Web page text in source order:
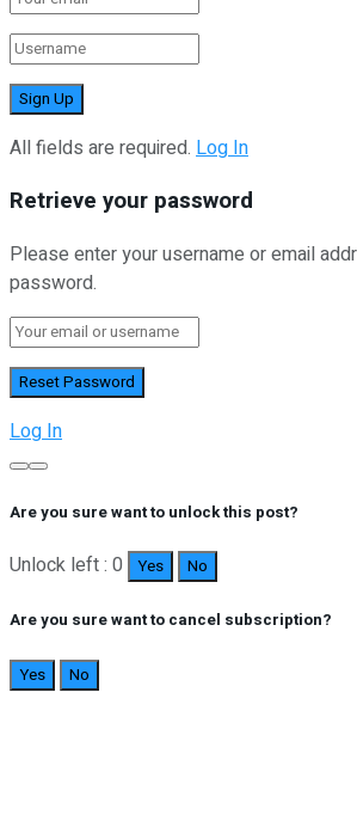
All fields are required. Log In
Retrieve your password
Please enter your username or email
password.
Log In
Are you sure want to unlock this post?
Unlock left : 0 Yes No
Are you sure want to cancel subscription?
Yes No